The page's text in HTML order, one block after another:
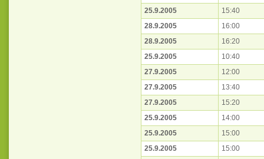
25.9.2005
15:40
28.9.2005
16:00
28.9.2005
16:20
25.9.2005
10:40
27.9.2005
12:00
27.9.2005
13:40
27.9.2005
15:20
25.9.2005
14:00
25.9.2005
15:00
25.9.2005
15:00